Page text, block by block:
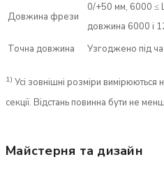
Довжина фрези
0/+50 мм, 6000 ≤
довжина 6000 і
Точна довжина
Узгоджено під
1) Усі зовнішні розміри вимірюються
секції. Відстань повинна бути не
Майстерня та дизайн